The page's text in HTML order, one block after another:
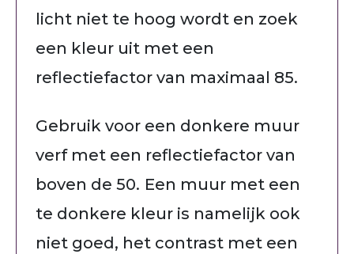
licht niet te hoog wordt en zoek
een kleur uit met een
reflectiefactor van maximaal 85.
Gebruik voor een donkere muur
verf met een reflectiefactor van
boven de 50. Een muur met een
te donkere kleur is namelijk ook
niet goed, het contrast met een